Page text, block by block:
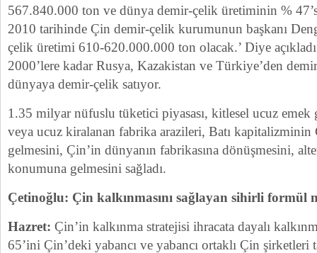
567.840.000 ton ve dünya demir-çelik üretiminin %
2010 tarihinde Çin demir-çelik kurumunun başkanı
çelik üretimi 610-620.000.000 ton olacak.’ Diye
2000’lere kadar Rusya, Kazakistan ve Türkiye’den
dünyaya demir-çelik satıyor.
1.35 milyar nüfuslu tüketici piyasası, kitlesel ucuz emek
veya ucuz kiralanan fabrika arazileri, Batı kapitalizminin
gelmesini, Çin’in dünyanın fabrikasına dönüşmesini,
konumuna gelmesini sağladı.
Çetinoğlu: Çin kalkınmasını sağlayan sihirli formül
Hazret: Çin’in kalkınma stratejisi ihracata dayalı
65’ini Çin’deki yabancı ve yabancı ortaklı Çin şirketleri